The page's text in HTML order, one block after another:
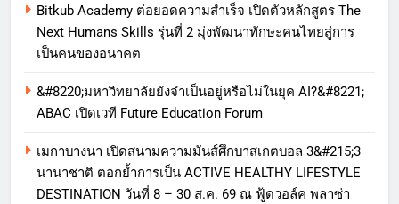
Bitkub Academy ต่อยอดความสำเร็จ เปิดตัวหลักสูตร The
Next Humans Skills รุ่นที่ 2 มุ่งพัฒนาทักษะคนไทยสู่การ
เป็นคนของอนาคต
&#8220;มหาวิทยาลัยยังจำเป็นอยู่หรือไม่ในยุค AI?&#8221;
ABAC เปิดเวที Future Education Forum
เมกาบางนา เปิดสนามความมันส์ศึกบาสเกตบอล 3&#215;3
นานาชาติ ตอกย้ำการเป็น ACTIVE HEALTHY LIFESTYLE
DESTINATION วันที่ 8 – 30 ส.ค. 69 ณ ฟู้ดวอล์ค พลาซ่า